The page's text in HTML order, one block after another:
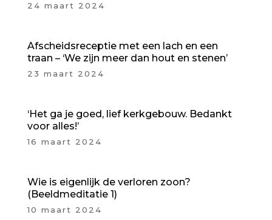
24 maart 2024
Afscheidsreceptie met een lach en een
traan – ‘We zijn meer dan hout en stenen’
23 maart 2024
‘Het ga je goed, lief kerkgebouw. Bedankt
voor alles!’
16 maart 2024
Wie is eigenlijk de verloren zoon?
(Beeldmeditatie 1)
10 maart 2024